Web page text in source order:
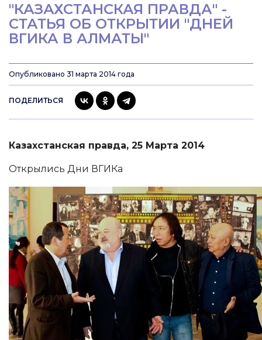
"КАЗАХСТАНСКАЯ ПРАВДА" -
СТАТЬЯ ОБ ОТКРЫТИИ "ДНЕЙ
ВГИКА В АЛМАТЫ"
Опубликовано 31 марта 2014 года
ПОДЕЛИТЬСЯ
Казахстанская правда, 25 Марта 2014
Открылись Дни ВГИКа